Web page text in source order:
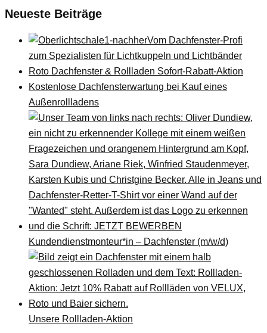
Neueste Beiträge
Vom Dachfenster-Profi
zum Spezialisten für Lichtkuppeln und Lichtbänder
Roto Dachfenster & Rollladen Sofort-Rabatt-Aktion
Kostenlose Dachfensterwartung bei Kauf eines
Außenrollladens
Kundendienstmonteur*in – Dachfenster (m/w/d)
Unsere Rollladen-Aktion